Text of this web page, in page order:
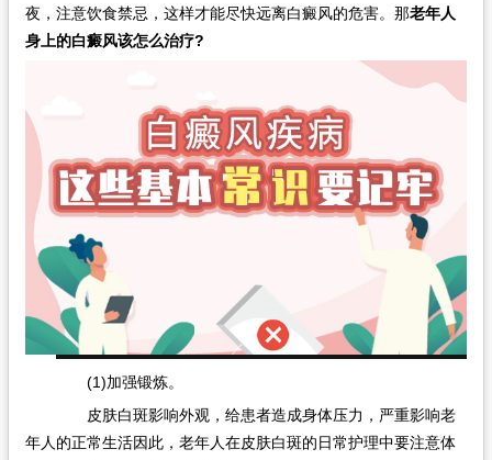
白癜风部位
夜，注意饮食禁忌，这样才能尽快远离白癜风的危害。那老年人
身上的白癜风该怎么治疗?
(1)加强锻炼。
皮肤白斑影响外观，给患者造成身体压力，严重影响老
年人的正常生活因此，老年人在皮肤白斑的日常护理中要注意体